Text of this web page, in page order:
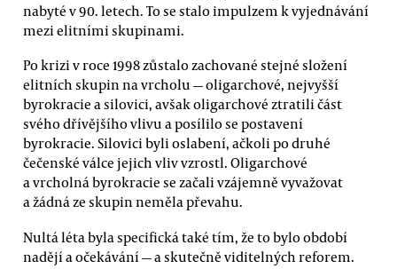
nabyté v 90. letech. To se stalo impulzem k vyjednávání
mezi elitními skupinami.
Po krizi v roce 1998 zůstalo zachované stejné složení
elitních skupin na vrcholu — oligarchové, nejvyšší
byrokracie a silovici, avšak oligarchové ztratili část
svého dřívějšího vlivu a posílilo se postavení
byrokracie. Silovici byli oslabení, ačkoli po druhé
čečenské válce jejich vliv vzrostl. Oligarchové
a vrcholná byrokracie se začali vzájemně vyvažovat
a žádná ze skupin neměla převahu.
Nultá léta byla specifická také tím, že to bylo období
nadějí a očekávání — a skutečně viditelných reforem.